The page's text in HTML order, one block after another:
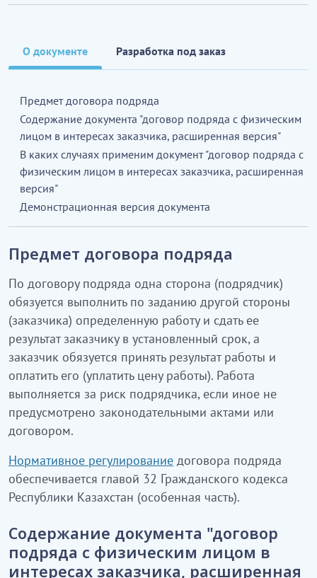
О документе Разработка под заказ
Предмет договора подряда
Содержание документа "договор подряда с физическим
лицом в интересах заказчика, расширенная версия"
В каких случаях применим документ "договор подряда с
физическим лицом в интересах заказчика, расширенная
версия"
Демонстрационная версия документа
Предмет договора подряда
По договору подряда одна сторона (подрядчик)
обязуется выполнить по заданию другой стороны
(заказчика) определенную работу и сдать ее
результат заказчику в установленный срок, а
заказчик обязуется принять результат работы и
оплатить его (уплатить цену работы). Работа
выполняется за риск подрядчика, если иное не
предусмотрено законодательными актами или
договором.
Нормативное регулирование договора подряда
обеспечивается главой 32 Гражданского кодекса
Республики Казахстан (особенная часть).
Содержание документа "договор
подряда с физическим лицом в
интересах заказчика, расширенная